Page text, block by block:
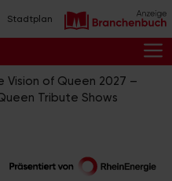
Stadtplan
Vision of Queen 2027 –
Tribute Shows